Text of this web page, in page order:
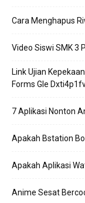
Cara Menghapus
Video Siswi SMK 3
Link Ujian
Forms Gle
7 Aplikasi Nonton
Apakah Bstation
Apakah Aplikasi
Anime Sesat